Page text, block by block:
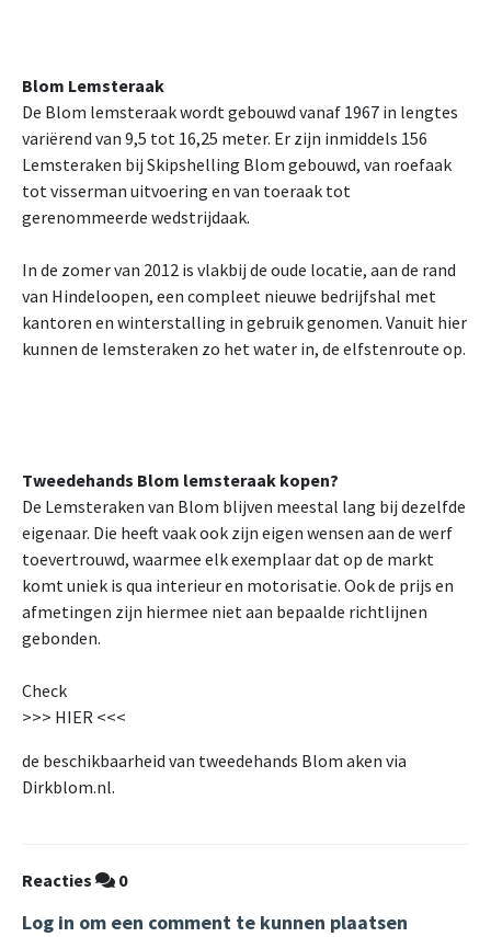
Blom Lemsteraak
De Blom lemsteraak wordt gebouwd vanaf 1967 in lengtes
variërend van 9,5 tot 16,25 meter. Er zijn inmiddels 156
Lemsteraken bij Skipshelling Blom gebouwd, van roefaak
tot visserman uitvoering en van toeraak tot
gerenommeerde wedstrijdaak.
In de zomer van 2012 is vlakbij de oude locatie, aan de rand
van Hindeloopen, een compleet nieuwe bedrijfshal met
kantoren en winterstalling in gebruik genomen. Vanuit hier
kunnen de lemsteraken zo het water in, de elfstenroute op.
Tweedehands Blom lemsteraak kopen?
De Lemsteraken van Blom blijven meestal lang bij dezelfde
eigenaar. Die heeft vaak ook zijn eigen wensen aan de werf
toevertrouwd, waarmee elk exemplaar dat op de markt
komt uniek is qua interieur en motorisatie. Ook de prijs en
afmetingen zijn hiermee niet aan bepaalde richtlijnen
gebonden.
Check
>>> HIER <<<
de beschikbaarheid van tweedehands Blom aken via
Dirkblom.nl.
Reacties 0
Log in om een comment te kunnen plaatsen